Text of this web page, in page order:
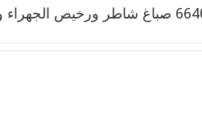
صباغ الجهراء 66405052 صباغ شاطر ورخيص